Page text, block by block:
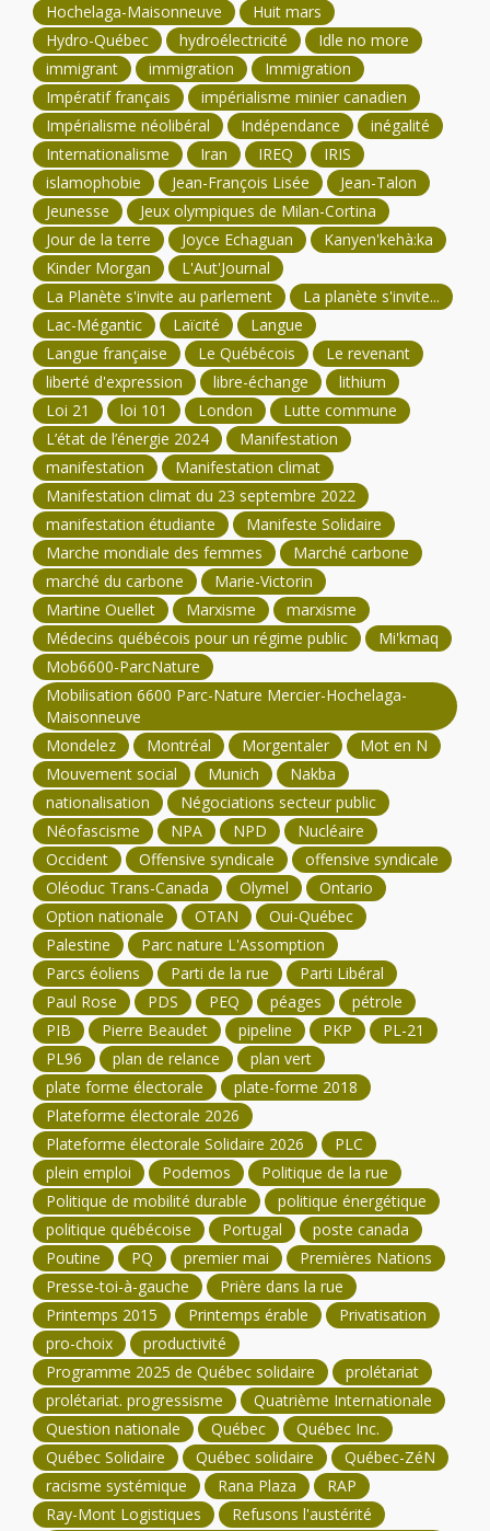
Hochelaga-Maisonneuve
Huit mars
Hydro-Québec
hydroélectricité
Idle no more
immigrant
immigration
Immigration
Impératif français
impérialisme minier canadien
Impérialisme néolibéral
Indépendance
inégalité
Internationalisme
Iran IREQ
IRIS
islamophobie
Jean-François Lisée
Jean-Talon
Jeunesse
Jeux olympiques de Milan-Cortina
Jour de la terre
Joyce Echaguan
Kanyen'kehà:ka
Kinder Morgan
L'Aut'Journal
La Planète s'invite au parlement
La planète s'invite...
Lac-Mégantic
Laïcité
Langue
Langue française
Le Québécois
Le revenant
liberté d'expression
libre-échange
lithium
Loi 21
loi 101 London
Lutte commune
L’état de l’énergie 2024
Manifestation
manifestation
Manifestation climat
Manifestation climat du 23 septembre 2022
manifestation étudiante
Manifeste Solidaire
Marche mondiale des femmes
Marché carbone
marché du carbone
Marie-Victorin
Martine Ouellet
Marxisme
marxisme
Médecins québécois pour un régime public
Mi'kmaq
Mob6600-ParcNature
Mobilisation 6600 Parc-Nature Mercier-Hochelaga-
Maisonneuve
Mondelez
Montréal Morgentaler
Mot en N
Mouvement social
Munich
Nakba
nationalisation
Négociations secteur public
Néofascisme
NPA NPD
Nucléaire
Occident
Offensive syndicale
offensive syndicale
Oléoduc Trans-Canada
Olymel
Ontario
Option nationale
OTAN
Oui-Québec
Palestine
Parc nature L'Assomption
Parcs éoliens
Parti de la rue
Parti Libéral
Paul Rose
PDS PEQ péages
pétrole
PIB
Pierre Beaudet pipeline PKP
PL-21
PL96
plan de relance
plan vert
plate forme électorale
plate-forme 2018
Plateforme électorale 2026
Plateforme électorale Solidaire 2026
PLC
plein emploi
Podemos
Politique de la rue
Politique de mobilité durable
politique énergétique
politique québécoise
Portugal
poste canada
Poutine
PQ premier mai
Premières Nations
Presse-toi-à-gauche
Prière dans la rue
Printemps 2015
Printemps érable
Privatisation
pro-choix
productivité
Programme 2025 de Québec solidaire
prolétariat
prolétariat. progressisme
Quatrième Internationale
Question nationale
Québec
Québec Inc.
Québec Solidaire
Québec solidaire
Québec-ZéN
racisme systémique
Rana Plaza
RAP
Ray-Mont Logistiques
Refusons l'austérité